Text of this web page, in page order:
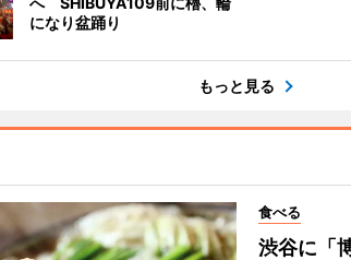
になり盆踊り
もっと見る
食べる
渋谷に「